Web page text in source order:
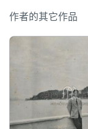
作者的其它作品